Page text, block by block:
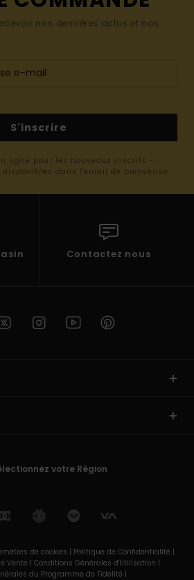
nos dernières actus et nos
S'inscrire
ligne pour les nouveaux inscrits -
dans l'email de bienvenue
Contactez nous
votre Région
de cookies | Politique de Confidentialité |
Vente | Conditions Générales d'Utilisation |
du Programme de Fidélité |